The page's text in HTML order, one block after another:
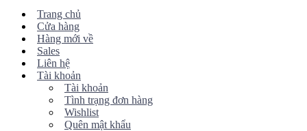
Trang chủ
Cửa hàng
Hàng mới về
Sales
Liên hệ
Tài khoản
Tài khoản
Tình trạng đơn hàng
Wishlist
Quên mật khẩu